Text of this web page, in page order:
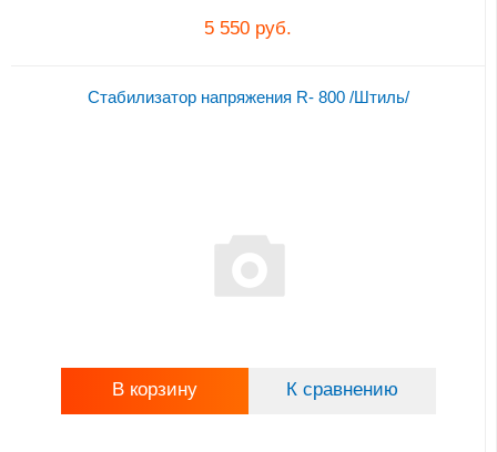
5 550 руб.
Стабилизатор напряжения R- 800 /Штиль/
В корзину К сравнению